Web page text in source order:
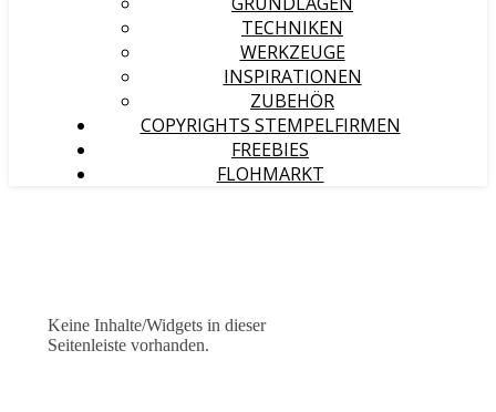
TECHNIKEN
WERKZEUGE
INSPIRATIONEN
ZUBEHÖR
COPYRIGHTS STEMPELFIRMEN
FREEBIES
FLOHMARKT
Keine Inhalte/Widgets in dieser
Seitenleiste vorhanden.